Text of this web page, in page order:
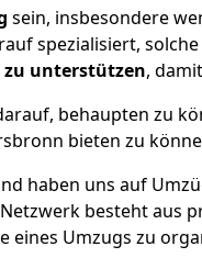
sein, insbesondere
spezialisiert,
zu unterstützen,
behaupten zu
bieten zu
haben uns auf
besteht aus
eines Umzugs zu